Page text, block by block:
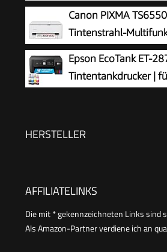
Fax
Canon PIXMA
Tintenstrahl-
Epson EcoTank ET-
Tintentankdrucker |
Display | inkl. Tinte für bis zu 3
HERSTELLER
AFFILIATELINKS
Die mit * gekennzeichneten Links sind
Als Amazon-Partner verdiene ich an